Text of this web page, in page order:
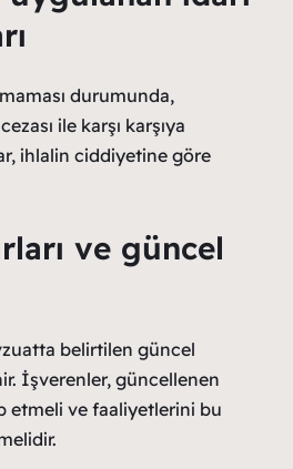
durumunda,
ile karşı karşıya
ihlalin ciddiyetine göre
ve güncel
belirtilen güncel
İşverenler, güncellenen
etmeli ve faaliyetlerini bu